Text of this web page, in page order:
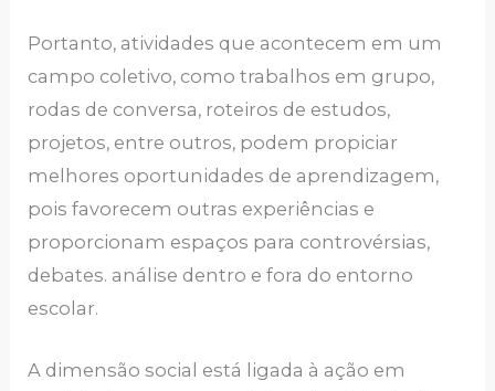
Portanto, atividades que acontecem em um
campo coletivo, como trabalhos em grupo,
rodas de conversa, roteiros de estudos,
projetos, entre outros, podem propiciar
melhores oportunidades de aprendizagem,
pois favorecem outras experiências e
proporcionam espaços para controvérsias,
debates. análise dentro e fora do entorno
escolar.
A dimensão social está ligada à ação em